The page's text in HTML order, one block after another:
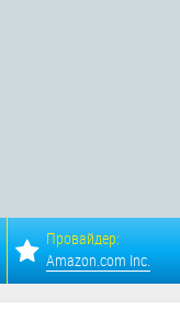
Провайдер:
Amazon.com Inc.